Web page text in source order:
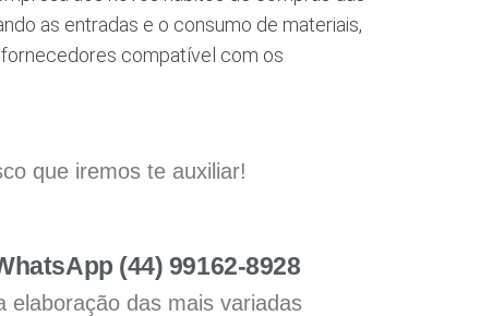
as entradas e o consumo de materiais,
compatível com os
que iremos te auxiliar!
(44) 99162-8928
elaboração das mais variadas